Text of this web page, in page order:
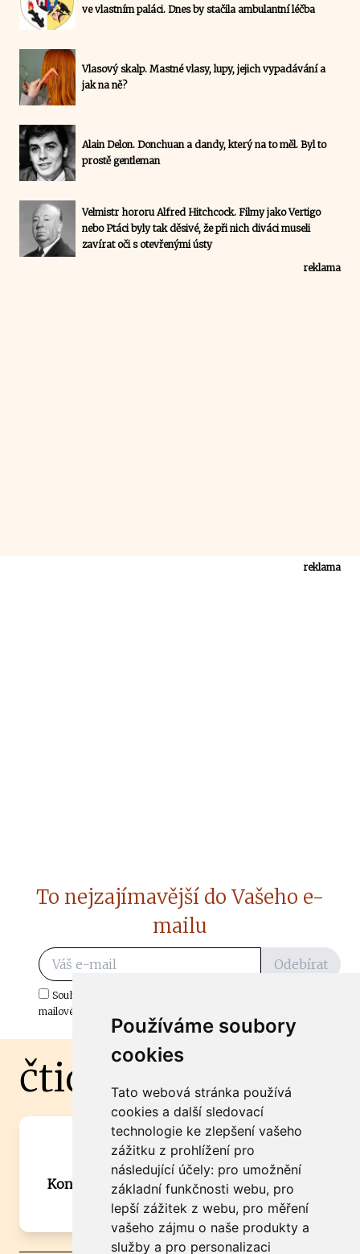
Používáme soubory
cookies
Tato webová stránka používá
cookies a další sledovací
technologie ke zlepšení vašeho
zážitku z prohlížení pro
následující účely: pro umožnění
základní funkčnosti webu, pro
lepší zážitek z webu, pro měření
vašeho zájmu o naše produkty a
služby a pro personalizaci
ve vlastním paláci. Dnes by stačila ambulantní léčba
Vlasový skalp. Mastné vlasy, lupy, jejich vypadávání a
jak na ně?
Alain Delon. Donchuan a dandy, který na to měl. Byl to
prostě gentleman
Velmistr hororu Alfred Hitchcock. Filmy jako Vertigo
nebo Ptáci byly tak děsivé, že při nich diváci museli
zavírat oči s otevřenými ústy
reklama
reklama
To nejzajímavější do Vašeho e-
mailu
Odebírat
Souhlasím s odběrem důležitých zpráv ze ČtiDoma.cz do mé e-
mailové schránky.
čtidoma.cz
Máte zajímavou informaci? Chcete
spolupracovat?
Kontaktujte šéfredaktora Martina Chalupu:
chalupa@ctidoma.cz